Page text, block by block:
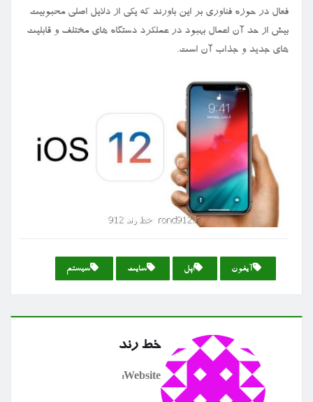
فعال در حوزه فناوری بر این باورند که یکی از دلایل اصلی محبوبیت
بیش از حد آن اعمال بهبود در عملکرد دستگاه های مختلف و قابلیت
های جدید و جذاب آن است.
آیفون اپل سایت سیستم
خط رند
Website: